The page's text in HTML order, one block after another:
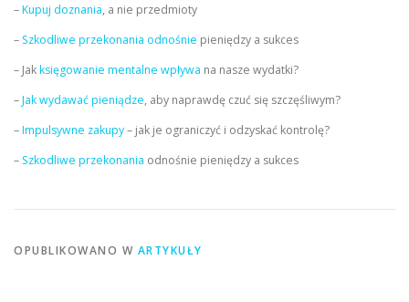
–Kupuj doznania, a nie przedmioty
– Szkodliwe przekonania odnośnie pieniędzy a sukces
– Jakksięgowanie mentalne wpływa na nasze wydatki?
–Jak wydawać pieniądze, aby naprawdę czuć się szczęśliwym?
–Impulsywne zakupy– jak je ograniczyć i odzyskać kontrolę?
– Szkodliwe przekonania odnośnie pieniędzy a sukces
OPUBLIKOWANO W ARTYKUŁY